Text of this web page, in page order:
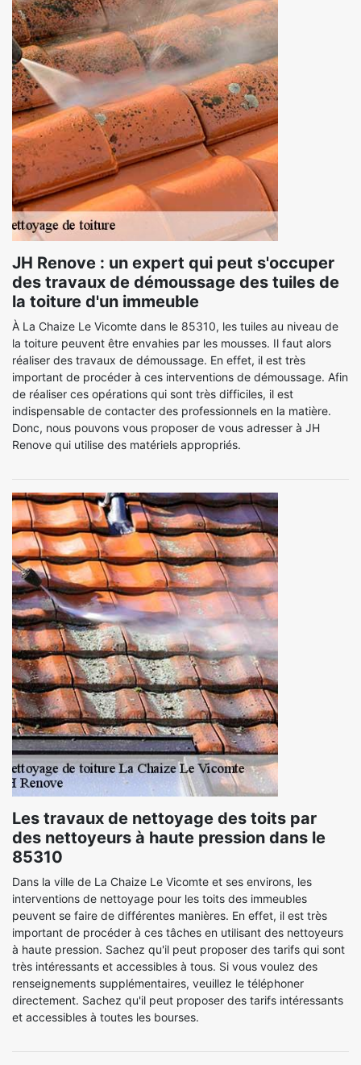
JH Renove : un expert qui peut s'occuper
des travaux de démoussage des tuiles de
la toiture d'un immeuble
À La Chaize Le Vicomte dans le 85310, les tuiles au niveau de
la toiture peuvent être envahies par les mousses. Il faut alors
réaliser des travaux de démoussage. En effet, il est très
important de procéder à ces interventions de démoussage. Afin
de réaliser ces opérations qui sont très difficiles, il est
indispensable de contacter des professionnels en la matière.
Donc, nous pouvons vous proposer de vous adresser à JH
Renove qui utilise des matériels appropriés.
Les travaux de nettoyage des toits par
des nettoyeurs à haute pression dans le
85310
Dans la ville de La Chaize Le Vicomte et ses environs, les
interventions de nettoyage pour les toits des immeubles
peuvent se faire de différentes manières. En effet, il est très
important de procéder à ces tâches en utilisant des nettoyeurs
à haute pression. Sachez qu'il peut proposer des tarifs qui sont
très intéressants et accessibles à tous. Si vous voulez des
renseignements supplémentaires, veuillez le téléphoner
directement. Sachez qu'il peut proposer des tarifs intéressants
et accessibles à toutes les bourses.